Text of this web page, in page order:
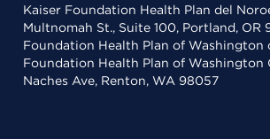
Kaiser Foundation Health Plan del
Multnomah St., Suite 100, Portland, OR
Foundation Health Plan of Washington
Foundation Health Plan of Washington
Naches Ave, Renton, WA 98057